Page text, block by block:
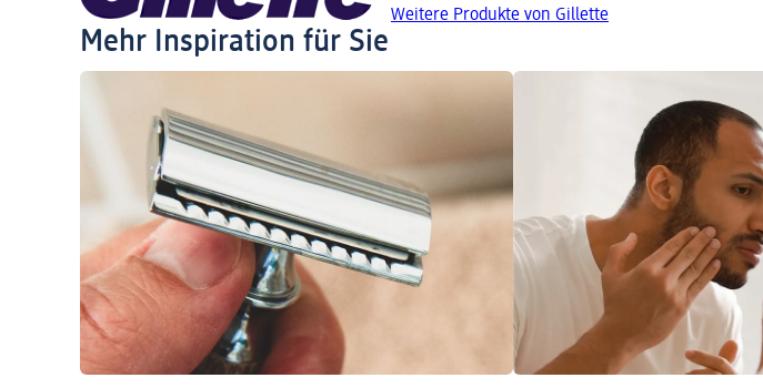
Weitere Produkte von Gillette
Mehr Inspiration für Sie